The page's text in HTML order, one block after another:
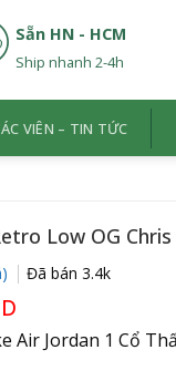
Sẵn HN - HCM
Ship nhanh 2-4h
VIÊN – TIN TỨC
Low OG
Đã bán 3.4k
tại
là:
Air Jordan 1 Cổ